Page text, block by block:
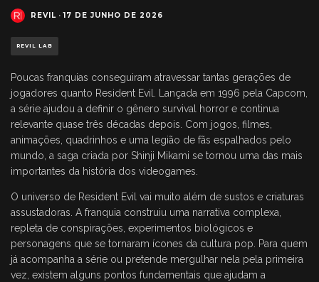
REVIL · 17 DE JUNHO DE 2026
REVIL LAB
Poucas franquias conseguiram atravessar tantas gerações de
jogadores quanto Resident Evil. Lançada em 1996 pela Capcom,
a série ajudou a definir o gênero survival horror e continua
relevante quase três décadas depois. Com jogos, filmes,
animações, quadrinhos e uma legião de fãs espalhados pelo
mundo, a saga criada por Shinji Mikami se tornou uma das mais
importantes da história dos videogames.
O universo de Resident Evil vai muito além de sustos e criaturas
assustadoras. A franquia construiu uma narrativa complexa,
repleta de conspirações, experimentos biológicos e
personagens que se tornaram ícones da cultura pop. Para quem
já acompanha a série ou pretende mergulhar nela pela primeira
vez, existem alguns pontos fundamentais que ajudam a